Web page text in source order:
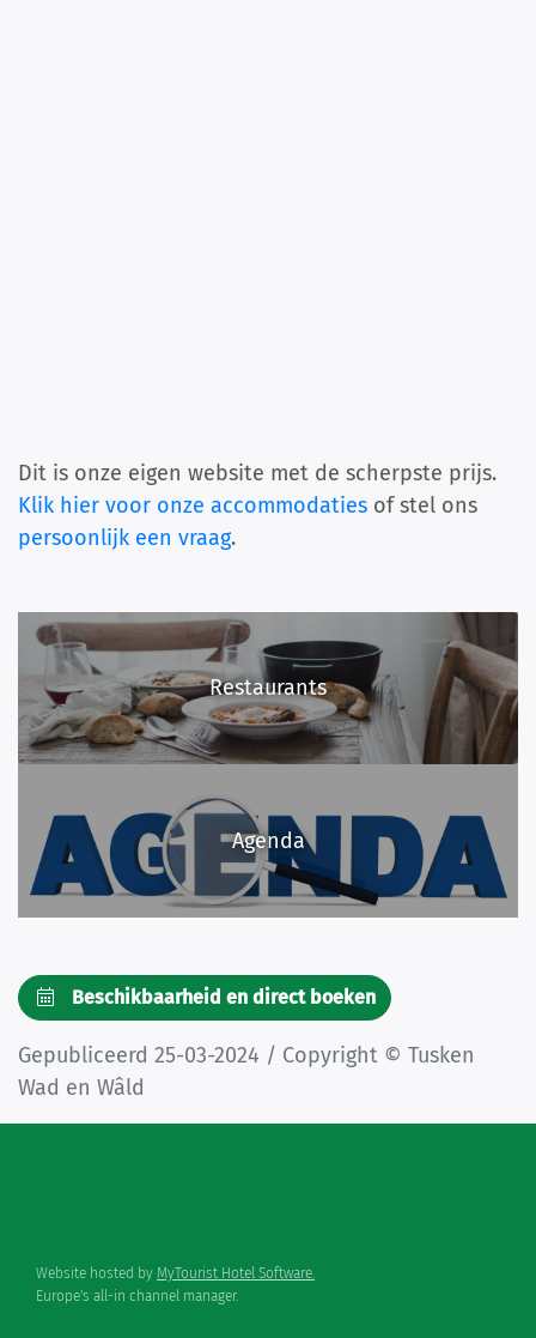
Dit is onze eigen website met de scherpste prijs.
Klik hier voor onze accommodaties of stel ons
persoonlijk een vraag.
Agenda
Restaurants
Beschikbaarheid en direct boeken
Gepubliceerd 25-03-2024 / Copyright © Tusken
Wad en Wâld
Website hosted by MyTourist Hotel Software.
Europe's all-in channel manager.